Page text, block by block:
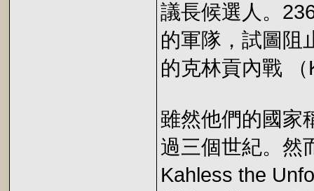
議長候選人。
的軍隊，試圖阻
的克林貢內戰
雖然他們的國家
過三個世紀。然
Kahless the